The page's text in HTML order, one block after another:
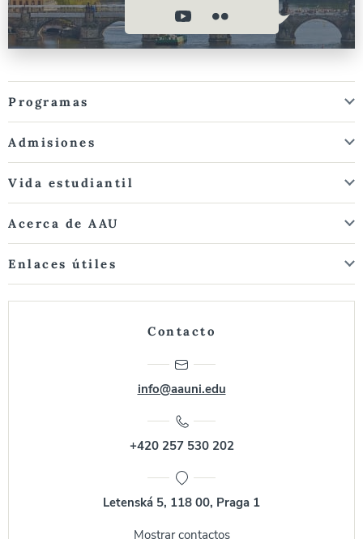
Programas
Admisiones
Vida estudiantil
Acerca de AAU
Enlaces útiles
Contacto
info@aauni.edu
+420 257 530 202
Letenská 5, 118 00, Praga 1
Mostrar contactos